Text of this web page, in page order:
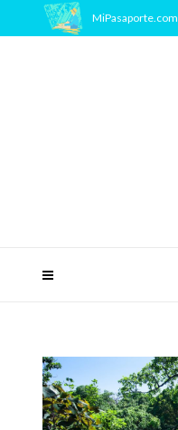
MiPasaporte.com